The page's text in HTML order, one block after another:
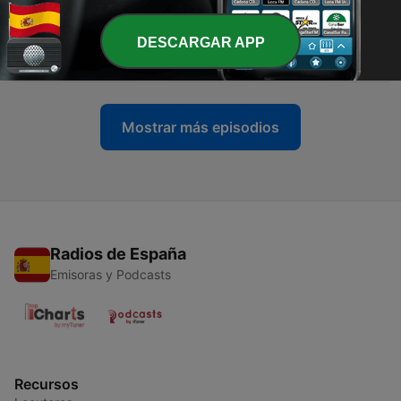
04 ago. 2025
7 - Dos por cuatro | Carlos Bardem y Cecilia Gessa
27 jul. 2025
Mostrar más episodios
Radios de España
Emisoras y Podcasts
Recursos
DESCARGAR APP